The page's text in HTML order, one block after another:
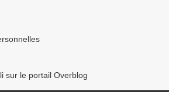
sur le portail Overblog